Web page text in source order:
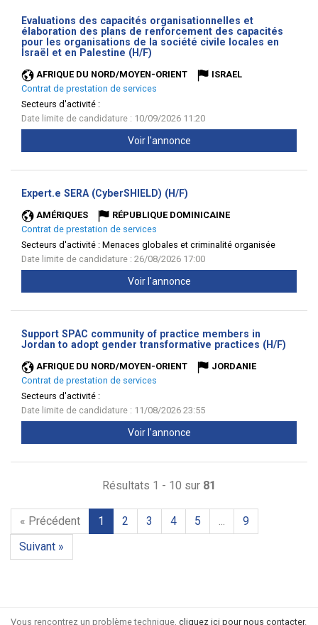
Evaluations des capacités organisationnelles et
élaboration des plans de renforcement des capacités
pour les organisations de la société civile locales en
Israël et en Palestine (H/F)
AFRIQUE DU NORD/MOYEN-ORIENT
ISRAEL
Contrat de prestation de services
Secteurs d'activité :
Date limite de candidature : 10/09/2026 11:20
Voir l'annonce
Expert.e SERA (CyberSHIELD) (H/F)
AMÉRIQUES
RÉPUBLIQUE DOMINICAINE
Contrat de prestation de services
Secteurs d'activité : Menaces globales et criminalité organisée
Date limite de candidature : 26/08/2026 17:00
Voir l'annonce
Support SPAC community of practice members in
Jordan to adopt gender transformative practices (H/F)
AFRIQUE DU NORD/MOYEN-ORIENT
JORDANIE
Contrat de prestation de services
Secteurs d'activité :
Date limite de candidature : 11/08/2026 23:55
Voir l'annonce
Résultats 1 - 10 sur 81
« Précédent 1 2 3 4 5 ...
9
Suivant »
Vous rencontrez un problème technique, cliquez ici pour nous contacter.